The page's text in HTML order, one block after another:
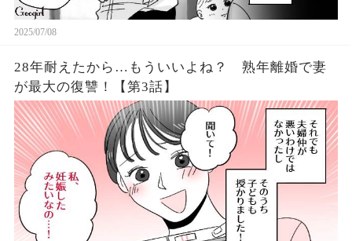
2025/07/08
28年耐えたから…もういいよね？ 熟年離婚で妻
が最大の復讐！【第3話】